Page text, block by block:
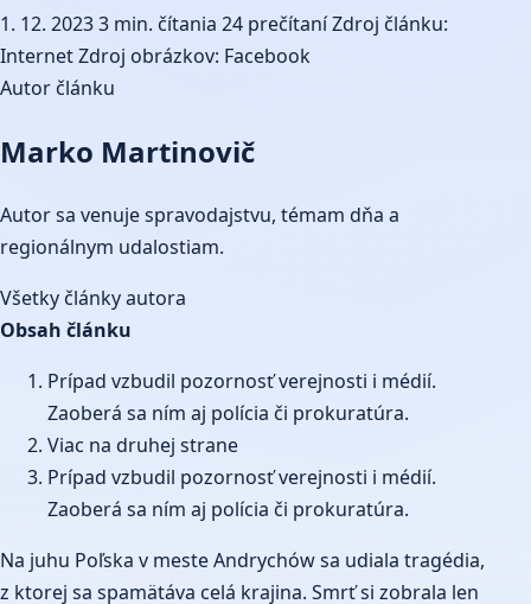
1. 12. 20233 min. čítania 24 prečítaníZdroj článku:
InternetZdroj obrázkov: Facebook
Autor článku
Marko Martinovič
Autor sa venuje spravodajstvu, témam dňa a
regionálnym udalostiam.
Všetky články autora
Obsah článku
Prípad vzbudil pozornosť verejnosti i médií.
Zaoberá sa ním aj polícia či prokuratúra.
Viac na druhej strane
Prípad vzbudil pozornosť verejnosti i médií.
Zaoberá sa ním aj polícia či prokuratúra.
Na juhu Poľska v meste Andrychów sa udiala tragédia,
z ktorej sa spamätáva celá krajina. Smrť si zobrala len